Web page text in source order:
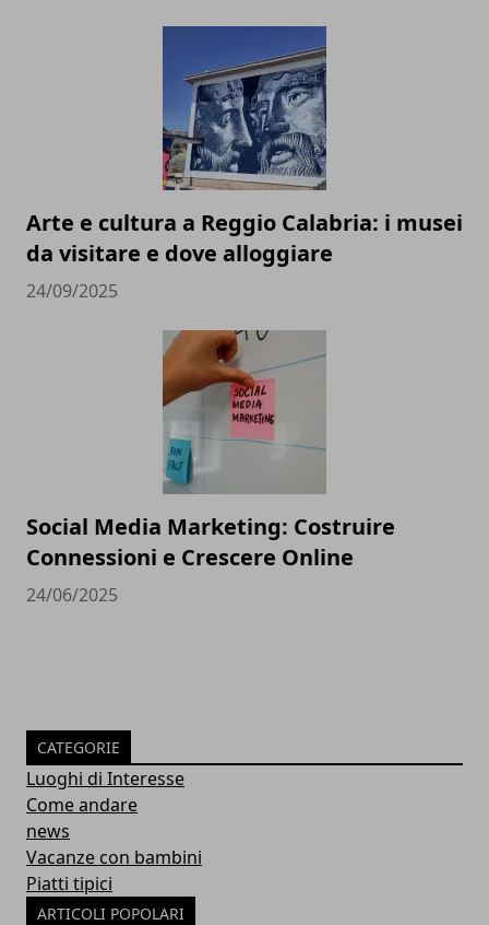
Arte e cultura a Reggio Calabria: i musei
da visitare e dove alloggiare
24/09/2025
Social Media Marketing: Costruire
Connessioni e Crescere Online
24/06/2025
CATEGORIE
Luoghi di Interesse
Come andare
news
Vacanze con bambini
Piatti tipici
ARTICOLI POPOLARI